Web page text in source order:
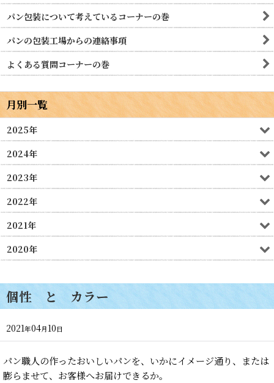
個性 と カラー
2021年04月 10 日
パン職人の作ったおいしいパンを、いかにイメージ通り、または
膨らませて、お客様へお届けできるか。
パン包装について考えているコーナーの巻
パンの包装工場からの連絡事項
よくある質問コーナーの巻
月別一覧
2025年
2024年
2023年
2022年
2021年
2020年